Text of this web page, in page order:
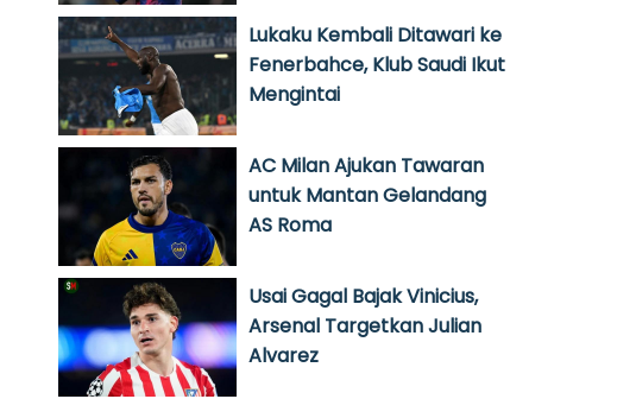
Lukaku Kembali Ditawari ke
Fenerbahce, Klub Saudi Ikut
Mengintai
AC Milan Ajukan Tawaran
untuk Mantan Gelandang
AS Roma
Usai Gagal Bajak Vinicius,
Arsenal Targetkan Julian
Alvarez